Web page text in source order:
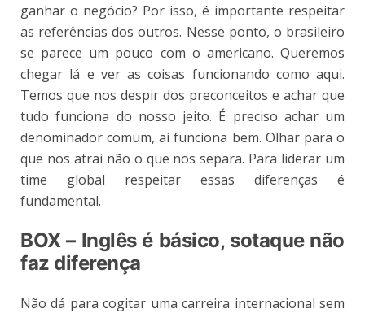
ganhar o negócio? Por isso, é importante respeitar
as referências dos outros. Nesse ponto, o brasileiro
se parece um pouco com o americano. Queremos
chegar lá e ver as coisas funcionando como aqui.
Temos que nos despir dos preconceitos e achar que
tudo funciona do nosso jeito. É preciso achar um
denominador comum, aí funciona bem. Olhar para o
que nos atrai não o que nos separa. Para liderar um
time global respeitar essas diferenças é
fundamental.
BOX – Inglês é básico, sotaque não
faz diferença
Não dá para cogitar uma carreira internacional sem